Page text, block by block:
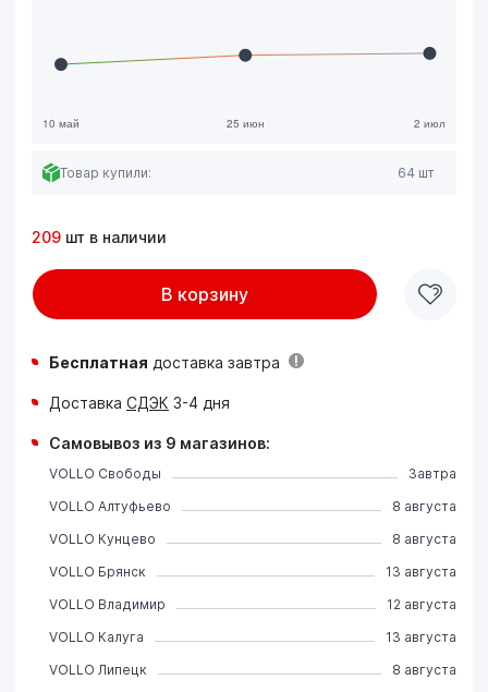
Товар купили: 64 шт
209 шт в наличии
В корзину
Бесплатная доставка завтра
Доставка СДЭК 3-4 дня
Самовывоз из 9 магазинов:
VOLLO Свободы
Завтра
VOLLO Алтуфьево
8 августа
VOLLO Кунцево
8 августа
VOLLO Брянск
13 августа
VOLLO Владимир
12 августа
VOLLO Калуга
13 августа
VOLLO Липецк
8 августа